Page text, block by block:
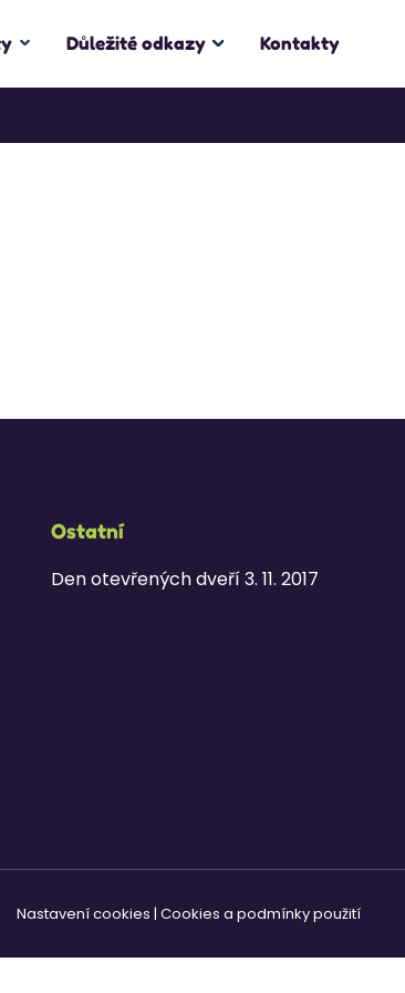
Důležité odkazy Kontakty
Ostatní
Den otevřených dveří 3. 11. 2017
Nastavení cookies | Cookies a podmínky použití